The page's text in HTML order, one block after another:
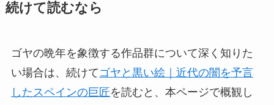
続けて読むなら
ゴヤの晩年を象徴する作品群について深く知りた
い場合は、続けて ゴヤと黒い絵｜近代の闇を予言
したスペインの巨匠を読むと、本ページで概観し